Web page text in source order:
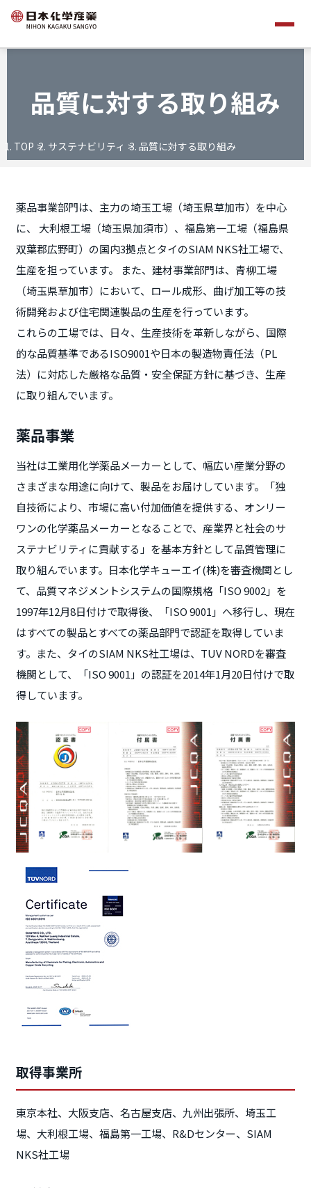
品質に対する取り組み
TOP サステナビリティ 品質に対する取り組み
薬品事業部門は、主力の埼玉工場（埼玉県草加市）を中心
に、 大利根工場（埼玉県加須市）、福島第一工場（福島県
双葉郡広野町）の国内3拠点とタイのSIAM NKS社工場で、
生産を担っています。 また、建材事業部門は、青柳工場
（埼玉県草加市）において、ロール成形、曲げ加工等の技
術開発および住宅関連製品の生産を行っています。
これらの工場では、日々、生産技術を革新しながら、国際
的な品質基準であるISO9001や日本の製造物責任法（PL
法）に対応した厳格な品質・安全保証方針に基づき、生産
に取り組んでいます。
薬品事業
当社は工業用化学薬品メーカーとして、幅広い産業分野の
さまざまな用途に向けて、製品をお届けしています。「独
自技術により、市場に高い付加価値を提供する、オンリー
ワンの化学薬品メーカーとなることで、産業界と社会のサ
ステナビリティに貢献する」を基本方針として品質管理に
取り組んでいます。日本化学キューエイ(株)を審査機関とし
て、品質マネジメントシステムの国際規格「ISO 9002」を
1997年12月8日付けで取得後、「ISO 9001」へ移行し、現在
はすべての製品とすべての薬品部門で認証を取得していま
す。また、タイのSIAM NKS社工場は、TUV NORDを審査
機関として、「ISO 9001」の認証を2014年1月20日付けで取
得しています。
取得事業所
東京本社、大阪支店、名古屋支店、九州出張所、埼玉工
場、大利根工場、福島第一工場、R&Dセンター、SIAM
NKS社工場